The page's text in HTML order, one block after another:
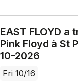
EAST FLOYD a
Pink Floyd à St
10-2026
Fri 10/16